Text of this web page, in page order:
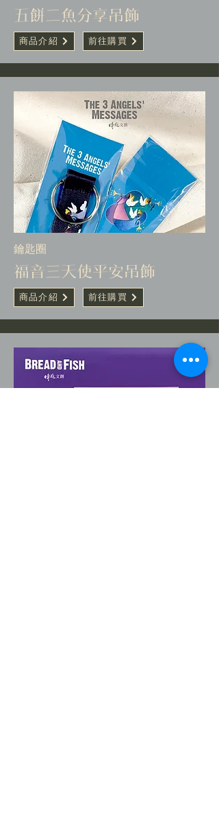
五餅二魚分享吊飾
商品介紹 前往購買
​鑰匙圈
福音三天使平安吊飾
商品介紹 前往購買